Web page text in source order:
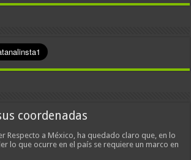
coordenadas
Respecto a México, ha quedado claro que, en lo
lo que ocurre en el país se requiere un marco en